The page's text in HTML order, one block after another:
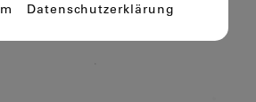
Funktion der Website
Datenschutzerklärung